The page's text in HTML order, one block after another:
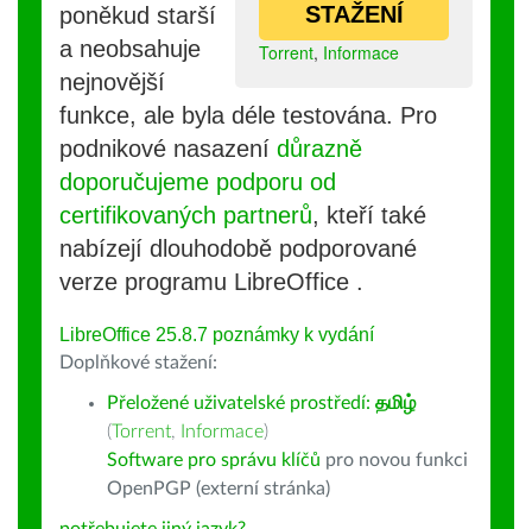
STAŽENÍ
Torrent, Informace
poněkud starší
a neobsahuje
nejnovější
funkce, ale byla déle testována. Pro
podnikové nasazení důrazně
doporučujeme podporu od
certifikovaných partnerů, kteří také
nabízejí dlouhodobě podporované
verze programu LibreOffice .
LibreOffice 25.8.7 poznámky k vydání
Doplňkové stažení:
Přeložené uživatelské prostředí: தமிழ்
(Torrent, Informace)
Software pro správu klíčů pro novou funkci
OpenPGP (externí stránka)